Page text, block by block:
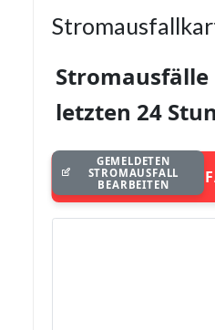
Stromausfälle
letzten 24
GEMELDETEN
STROMAUSFALL
BEARBEITEN